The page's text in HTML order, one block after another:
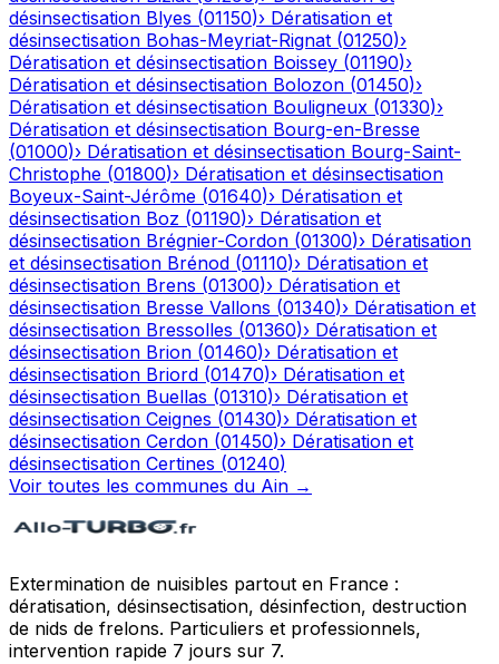
désinsectisation Blyes (01150)› Dératisation et
désinsectisation Bohas-Meyriat-Rignat (01250)›
Dératisation et désinsectisation Boissey (01190)›
Dératisation et désinsectisation Bolozon (01450)›
Dératisation et désinsectisation Bouligneux (01330)›
Dératisation et désinsectisation Bourg-en-Bresse
(01000)› Dératisation et désinsectisation Bourg-Saint-
Christophe (01800)› Dératisation et désinsectisation
Boyeux-Saint-Jérôme (01640)› Dératisation et
désinsectisation Boz (01190)› Dératisation et
désinsectisation Brégnier-Cordon (01300)› Dératisation
et désinsectisation Brénod (01110)› Dératisation et
désinsectisation Brens (01300)› Dératisation et
désinsectisation Bresse Vallons (01340)› Dératisation et
désinsectisation Bressolles (01360)› Dératisation et
désinsectisation Brion (01460)› Dératisation et
désinsectisation Briord (01470)› Dératisation et
désinsectisation Buellas (01310)› Dératisation et
désinsectisation Ceignes (01430)› Dératisation et
désinsectisation Cerdon (01450)› Dératisation et
désinsectisation Certines (01240)
Voir toutes les communes du Ain →
Extermination de nuisibles partout en France :
dératisation, désinsectisation, désinfection, destruction
de nids de frelons. Particuliers et professionnels,
intervention rapide 7 jours sur 7.